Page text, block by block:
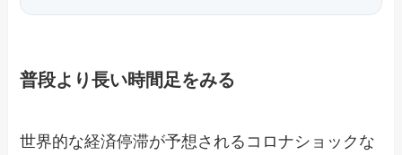
普段より長い時間足をみる
世界的な経済停滞が予想されるコロナショックな